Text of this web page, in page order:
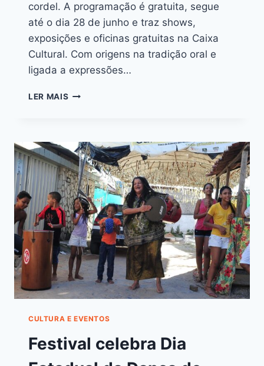
cordel. A programação é gratuita, segue
até o dia 28 de junho e traz shows,
exposições e oficinas gratuitas na Caixa
Cultural. Com origens na tradição oral e
ligada a expressões…
LER MAIS
CULTURA E EVENTOS
Festival celebra Dia